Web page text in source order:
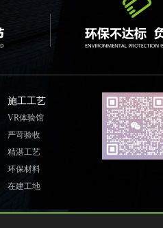
施工工艺
VR体验馆
严苛验收
精湛工艺
环保材料
在建工地